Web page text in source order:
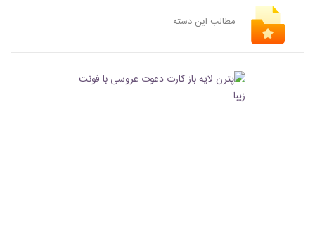
مطالب این دسته